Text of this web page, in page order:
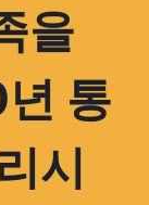
을
통
시